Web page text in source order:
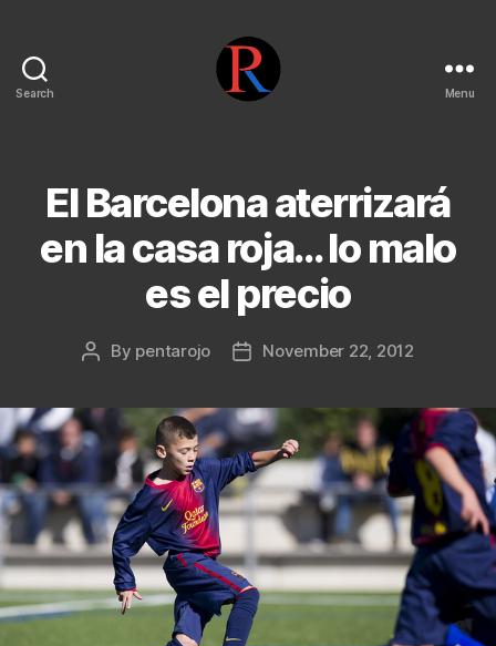
Search Menu
El Barcelona aterrizará
en la casa roja… lo malo
es el precio
Post
By pentarojo
PostNovember 22, 2012